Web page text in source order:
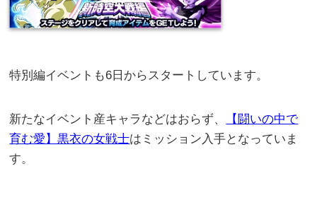
特別編イベントも6日からスタートしています。
新たなイベント産キャラなどはおらず、
【闘いの中で
育む愛】黒衣の女戦士はミッション入手となっていま
す。